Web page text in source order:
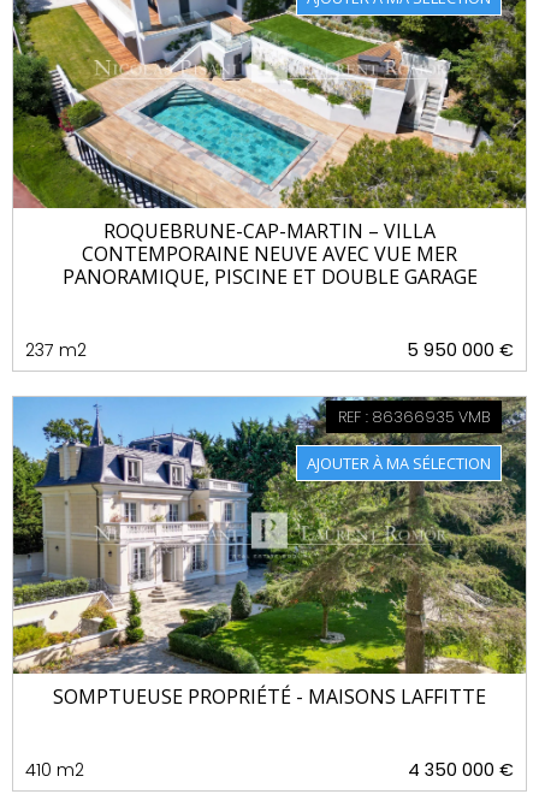
ROQUEBRUNE-CAP-MARTIN – VILLA
CONTEMPORAINE NEUVE AVEC VUE MER
PANORAMIQUE, PISCINE ET DOUBLE GARAGE
237 m2 5 950 000 €
REF : 86366935 VMB
SOMPTUEUSE PROPRIÉTÉ - MAISONS LAFFITTE
410 m2 4 350 000 €